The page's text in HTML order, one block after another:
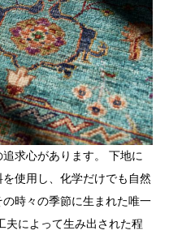
求心があります。 下地に
使用し、化学だけでも自然
時々の季節に生まれた唯一
夫によって生み出された程